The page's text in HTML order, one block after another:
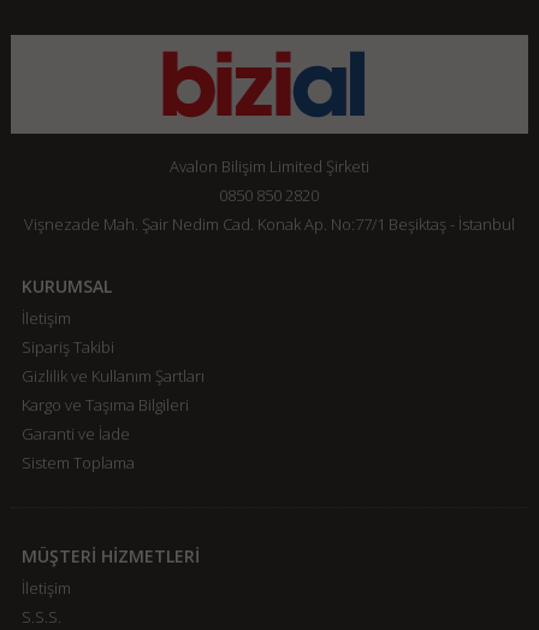
Avalon Bilişim Limited Şirketi
0850 850 2820
Vişnezade Mah. Şair Nedim Cad. Konak Ap. No:77/1 Beşiktaş - İstanbul
KURUMSAL
İletişim
Sipariş Takibi
Gizlilik ve Kullanım Şartları
Kargo ve Taşıma Bilgileri
Garanti ve İade
Sistem Toplama
MÜŞTERİ HİZMETLERİ
İletişim
S.S.S.